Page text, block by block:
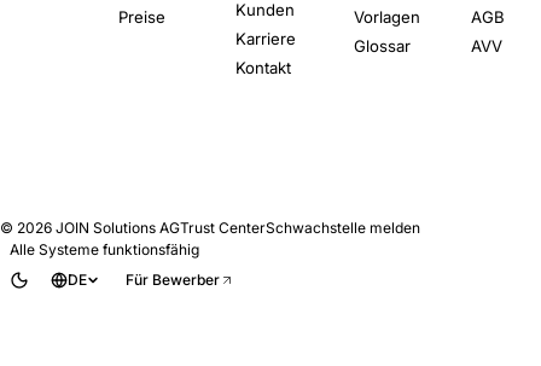
Preise
Kunden
Karriere
Kontakt
Vorlagen
Glossar
AGB
AVV
© 2026 JOIN Solutions AGTrust CenterSchwachstelle melden
Alle Systeme funktionsfähig
DE
Für Bewerber